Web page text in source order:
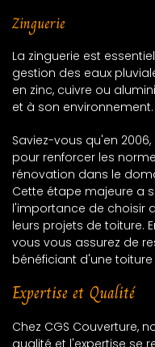
Zinguerie
La zinguerie est
gestion des eaux
en zinc, cuivre ou
et à son environnement.
Saviez-vous qu'en
pour renforcer les
rénovation dans le
Cette étape majeure a
l'importance de choisir
leurs projets de toiture.
vous vous assurez de
bénéficiant d'une
Expertise et Qualité
Chez CGS Couverture,
qualité et l'expertise se